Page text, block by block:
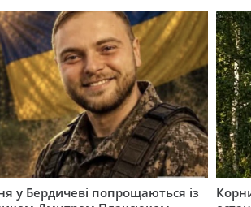
у Бердичеві попрощаються із